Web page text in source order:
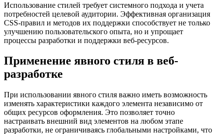
Использование стилей требует системного подхода и учета
потребностей целевой аудитории. Эффективная организация
CSS-правил и методов их поддержки способствует не только
улучшению пользовательского опыта, но и упрощает
процессы разработки и поддержки веб-ресурсов.
Применение явного стиля в веб-
разработке
При использовании явного стиля важно иметь возможность
изменять характеристики каждого элемента независимо от
общих ресурсов оформления. Это позволяет точно
настраивать внешний вид элементов на любом этапе
разработки, не ограничиваясь глобальными настройками, что